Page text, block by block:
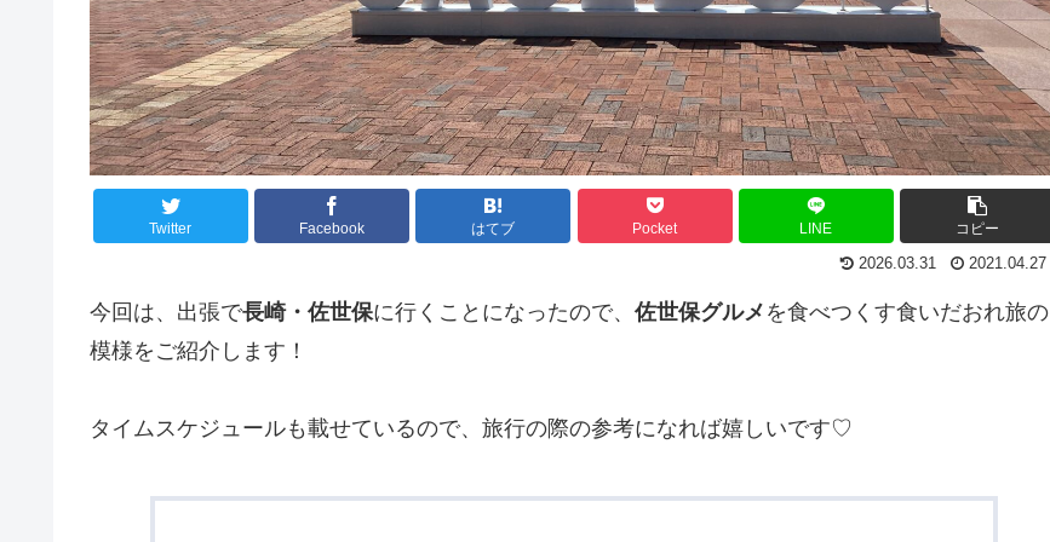
Twitter Facebook はてブ Pocket LINE コピー
2026.03.31 2021.04.27
今回は、出張で長崎・佐世保に行くことになったので、 佐世保グルメ を食べつくす食いだおれ旅の
模様をご紹介します！
タイムスケジュールも載せているので、旅行の際の参考になれば嬉しいです♡